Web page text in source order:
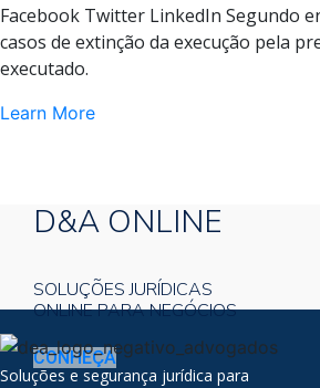
Facebook Twitter LinkedIn Segundo
casos de extinção da execução pela
executado.
Learn More
D&A ONLINE
SOLUÇÕES JURÍDICAS
ONLINE PARA NEGÓCIOS
CONHEÇA
Soluções e segurança jurídica para